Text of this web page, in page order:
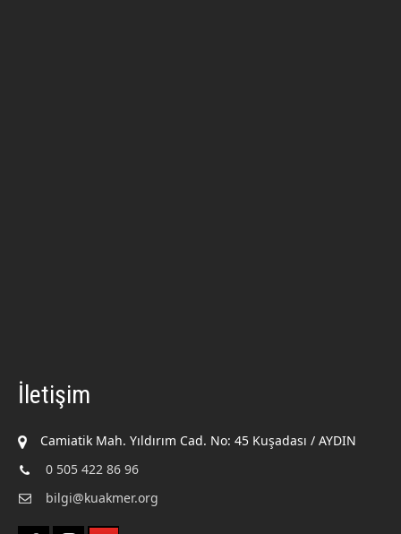
İletişim
Camiatik Mah. Yıldırım Cad. No: 45 Kuşadası / AYDIN
0 505 422 86 96
bilgi@kuakmer.org